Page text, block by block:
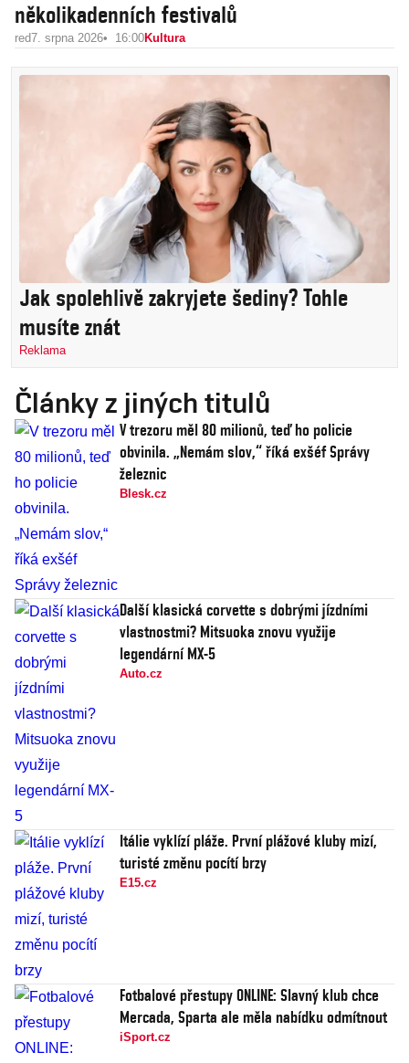
několikadenních festivalů
red7. srpna 2026 16:00Kultura
Jak spolehlivě zakryjete šediny? Tohle
musíte znát
Reklama
Články z jiných titulů
V trezoru měl 80 milionů, teď ho policie
obvinila. „Nemám slov,“ říká exšéf Správy
železnic
Blesk.cz
Další klasická corvette s dobrými jízdními
vlastnostmi? Mitsuoka znovu využije
legendární MX-5
Auto.cz
Itálie vyklízí pláže. První plážové kluby mizí,
turisté změnu pocítí brzy
E15.cz
Fotbalové přestupy ONLINE: Slavný klub chce
Mercada, Sparta ale měla nabídku odmítnout
iSport.cz